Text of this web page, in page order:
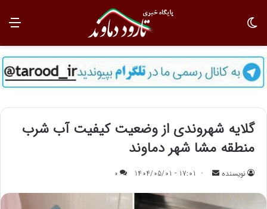
گلایه شهروندی از وضعیت کیفیت آب شرب
منطقه مشا شهر دماوند
نویسنده
س
17:01 - 1404/05/01
0